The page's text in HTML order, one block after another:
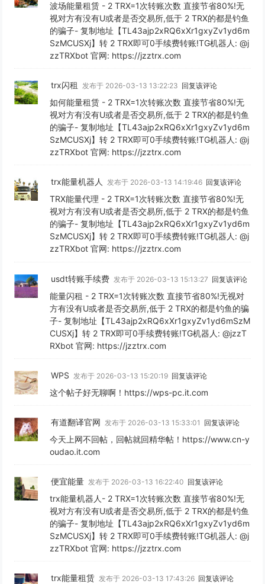
波场能量租赁 - 2 TRX=1次转账次数 直接节省80%!无
视对方有没有U或者是否交易所,低于 2 TRX的都是钓鱼
的骗子- 复制地址【TL43ajp2xRQ6xXr1gxyZv1yd6m
SzMCUSXj】转 2 TRX即可0手续费转账!TG机器人: @j
zzTRXbot 官网: https://jzztrx.com
trx闪租 发布于 2026-03-13 13:22:23 回复该评论
如何能量租赁 - 2 TRX=1次转账次数 直接节省80%!无
视对方有没有U或者是否交易所,低于 2 TRX的都是钓鱼
的骗子- 复制地址【TL43ajp2xRQ6xXr1gxyZv1yd6m
SzMCUSXj】转 2 TRX即可0手续费转账!TG机器人: @j
zzTRXbot 官网: https://jzztrx.com
trx能量机器人 发布于 2026-03-13 14:19:46 回复该评论
TRX能量代理 - 2 TRX=1次转账次数 直接节省80%!无
视对方有没有U或者是否交易所,低于 2 TRX的都是钓鱼
的骗子- 复制地址【TL43ajp2xRQ6xXr1gxyZv1yd6m
SzMCUSXj】转 2 TRX即可0手续费转账!TG机器人: @j
zzTRXbot 官网: https://jzztrx.com
usdt转账手续费 发布于 2026-03-13 15:13:27 回复该评论
能量闪租 - 2 TRX=1次转账次数 直接节省80%!无视对
方有没有U或者是否交易所,低于 2 TRX的都是钓鱼的骗
子- 复制地址【TL43ajp2xRQ6xXr1gxyZv1yd6mSzM
CUSXj】转 2 TRX即可0手续费转账!TG机器人: @jzzT
RXbot 官网: https://jzztrx.com
WPS 发布于 2026-03-13 15:20:19 回复该评论
这个帖子好无聊啊！https://wps-pc.it.com
有道翻译官网 发布于 2026-03-13 15:33:01 回复该评论
今天上网不回帖，回帖就回精华帖！https://www.cn-y
oudao.it.com
便宜能量 发布于 2026-03-13 16:22:40 回复该评论
trx能量机器人- 2 TRX=1次转账次数 直接节省80%!无
视对方有没有U或者是否交易所,低于 2 TRX的都是钓鱼
的骗子- 复制地址【TL43ajp2xRQ6xXr1gxyZv1yd6m
SzMCUSXj】转 2 TRX即可0手续费转账!TG机器人: @j
zzTRXbot 官网: https://jzztrx.com
trx能量租赁 发布于 2026-03-13 17:43:26 回复该评论